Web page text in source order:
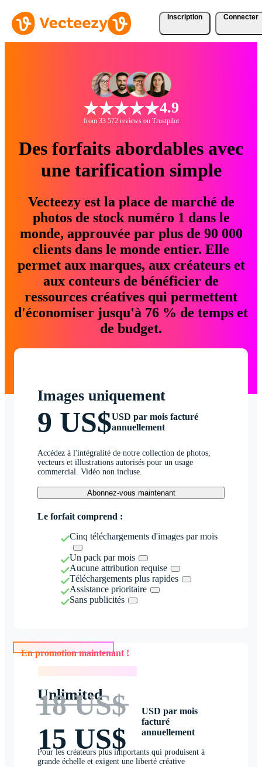
Inscription Connecter
4.9
from 33 572 reviews on Trustpilot
Des forfaits abordables avec
une tarification simple
Vecteezy est la place de marché de
photos de stock numéro 1 dans le
monde, approuvée par plus de 90 000
clients dans le monde entier. Elle
permet aux marques, aux créateurs et
aux conteurs de bénéficier de
ressources créatives qui permettent
d'économiser jusqu'à 76 % de temps et
de budget.
Images uniquement
9 US$USD par mois facturé
annuellement
Accédez à l'intégralité de notre collection de photos,
vecteurs et illustrations autorisés pour un usage
commercial. Vidéo non incluse.
Abonnez-vous maintenant
Le forfait comprend :
Cinq téléchargements d'images par mois
Un pack par mois
Aucune attribution requise
Téléchargements plus rapides
Assistance prioritaire
Sans publicités
En promotion maintenant !
Unlimited
18 US$
15 US$
USD par mois
facturé
annuellement
Pour les créateurs plus importants qui produisent à
grande échelle et exigent une liberté créative